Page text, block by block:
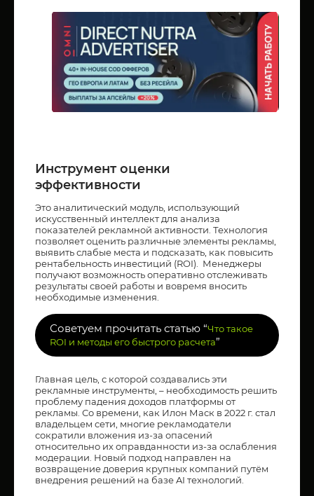
Инструмент оценки
эффективности
Это аналитический модуль, использующий
искусственный интеллект для анализа
показателей рекламной активности. Технология
позволяет оценить различные элементы рекламы,
выявить слабые места и подсказать, как повысить
рентабельность инвестиций (ROI). Менеджеры
получают возможность оперативно отслеживать
результаты своей работы и вовремя вносить
необходимые изменения.
Советуем прочитать статью “Что такое
ROI и методы его быстрого расчета”
Главная цель, с которой создавались эти
рекламные инструменты, – необходимость решить
проблему падения доходов платформы от
рекламы. Со времени, как Илон Маск в 2022 г. стал
владельцем сети, многие рекламодатели
сократили вложения из-за опасений
относительно их оправданности из-за ослабления
модерации. Новый подход направлен на
возвращение доверия крупных компаний путём
внедрения решений на базе AI технологий.